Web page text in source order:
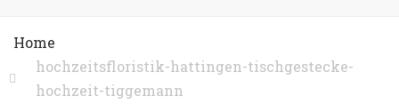
Home
hochzeitsfloristik-hattingen-tischgestecke-
hochzeit-tiggemann